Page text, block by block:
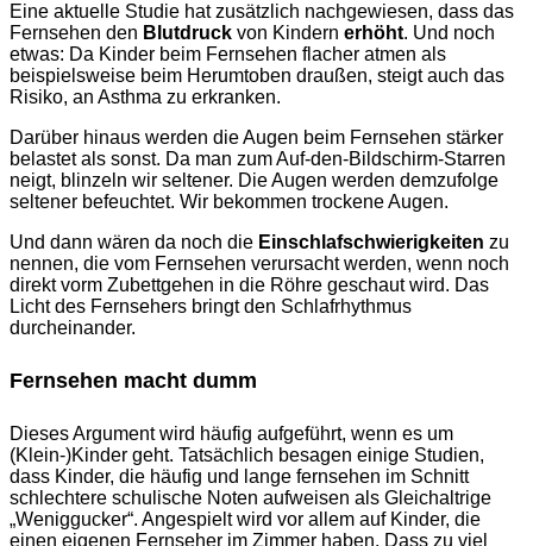
Eine aktuelle Studie hat zusätzlich nachgewiesen, dass das
Fernsehen den Blutdruck von Kindern erhöht. Und noch
etwas: Da Kinder beim Fernsehen flacher atmen als
beispielsweise beim Herumtoben draußen, steigt auch das
Risiko, an Asthma zu erkranken.
Darüber hinaus werden die Augen beim Fernsehen stärker
belastet als sonst. Da man zum Auf-den-Bildschirm-Starren
neigt, blinzeln wir seltener. Die Augen werden demzufolge
seltener befeuchtet. Wir bekommen trockene Augen.
Und dann wären da noch die Einschlafschwierigkeiten zu
nennen, die vom Fernsehen verursacht werden, wenn noch
direkt vorm Zubettgehen in die Röhre geschaut wird. Das
Licht des Fernsehers bringt den Schlafrhythmus
durcheinander.
Fernsehen macht dumm
Dieses Argument wird häufig aufgeführt, wenn es um
(Klein-)Kinder geht. Tatsächlich besagen einige Studien,
dass Kinder, die häufig und lange fernsehen im Schnitt
schlechtere schulische Noten aufweisen als Gleichaltrige
„Weniggucker“. Angespielt wird vor allem auf Kinder, die
einen eigenen Fernseher im Zimmer haben. Dass zu viel